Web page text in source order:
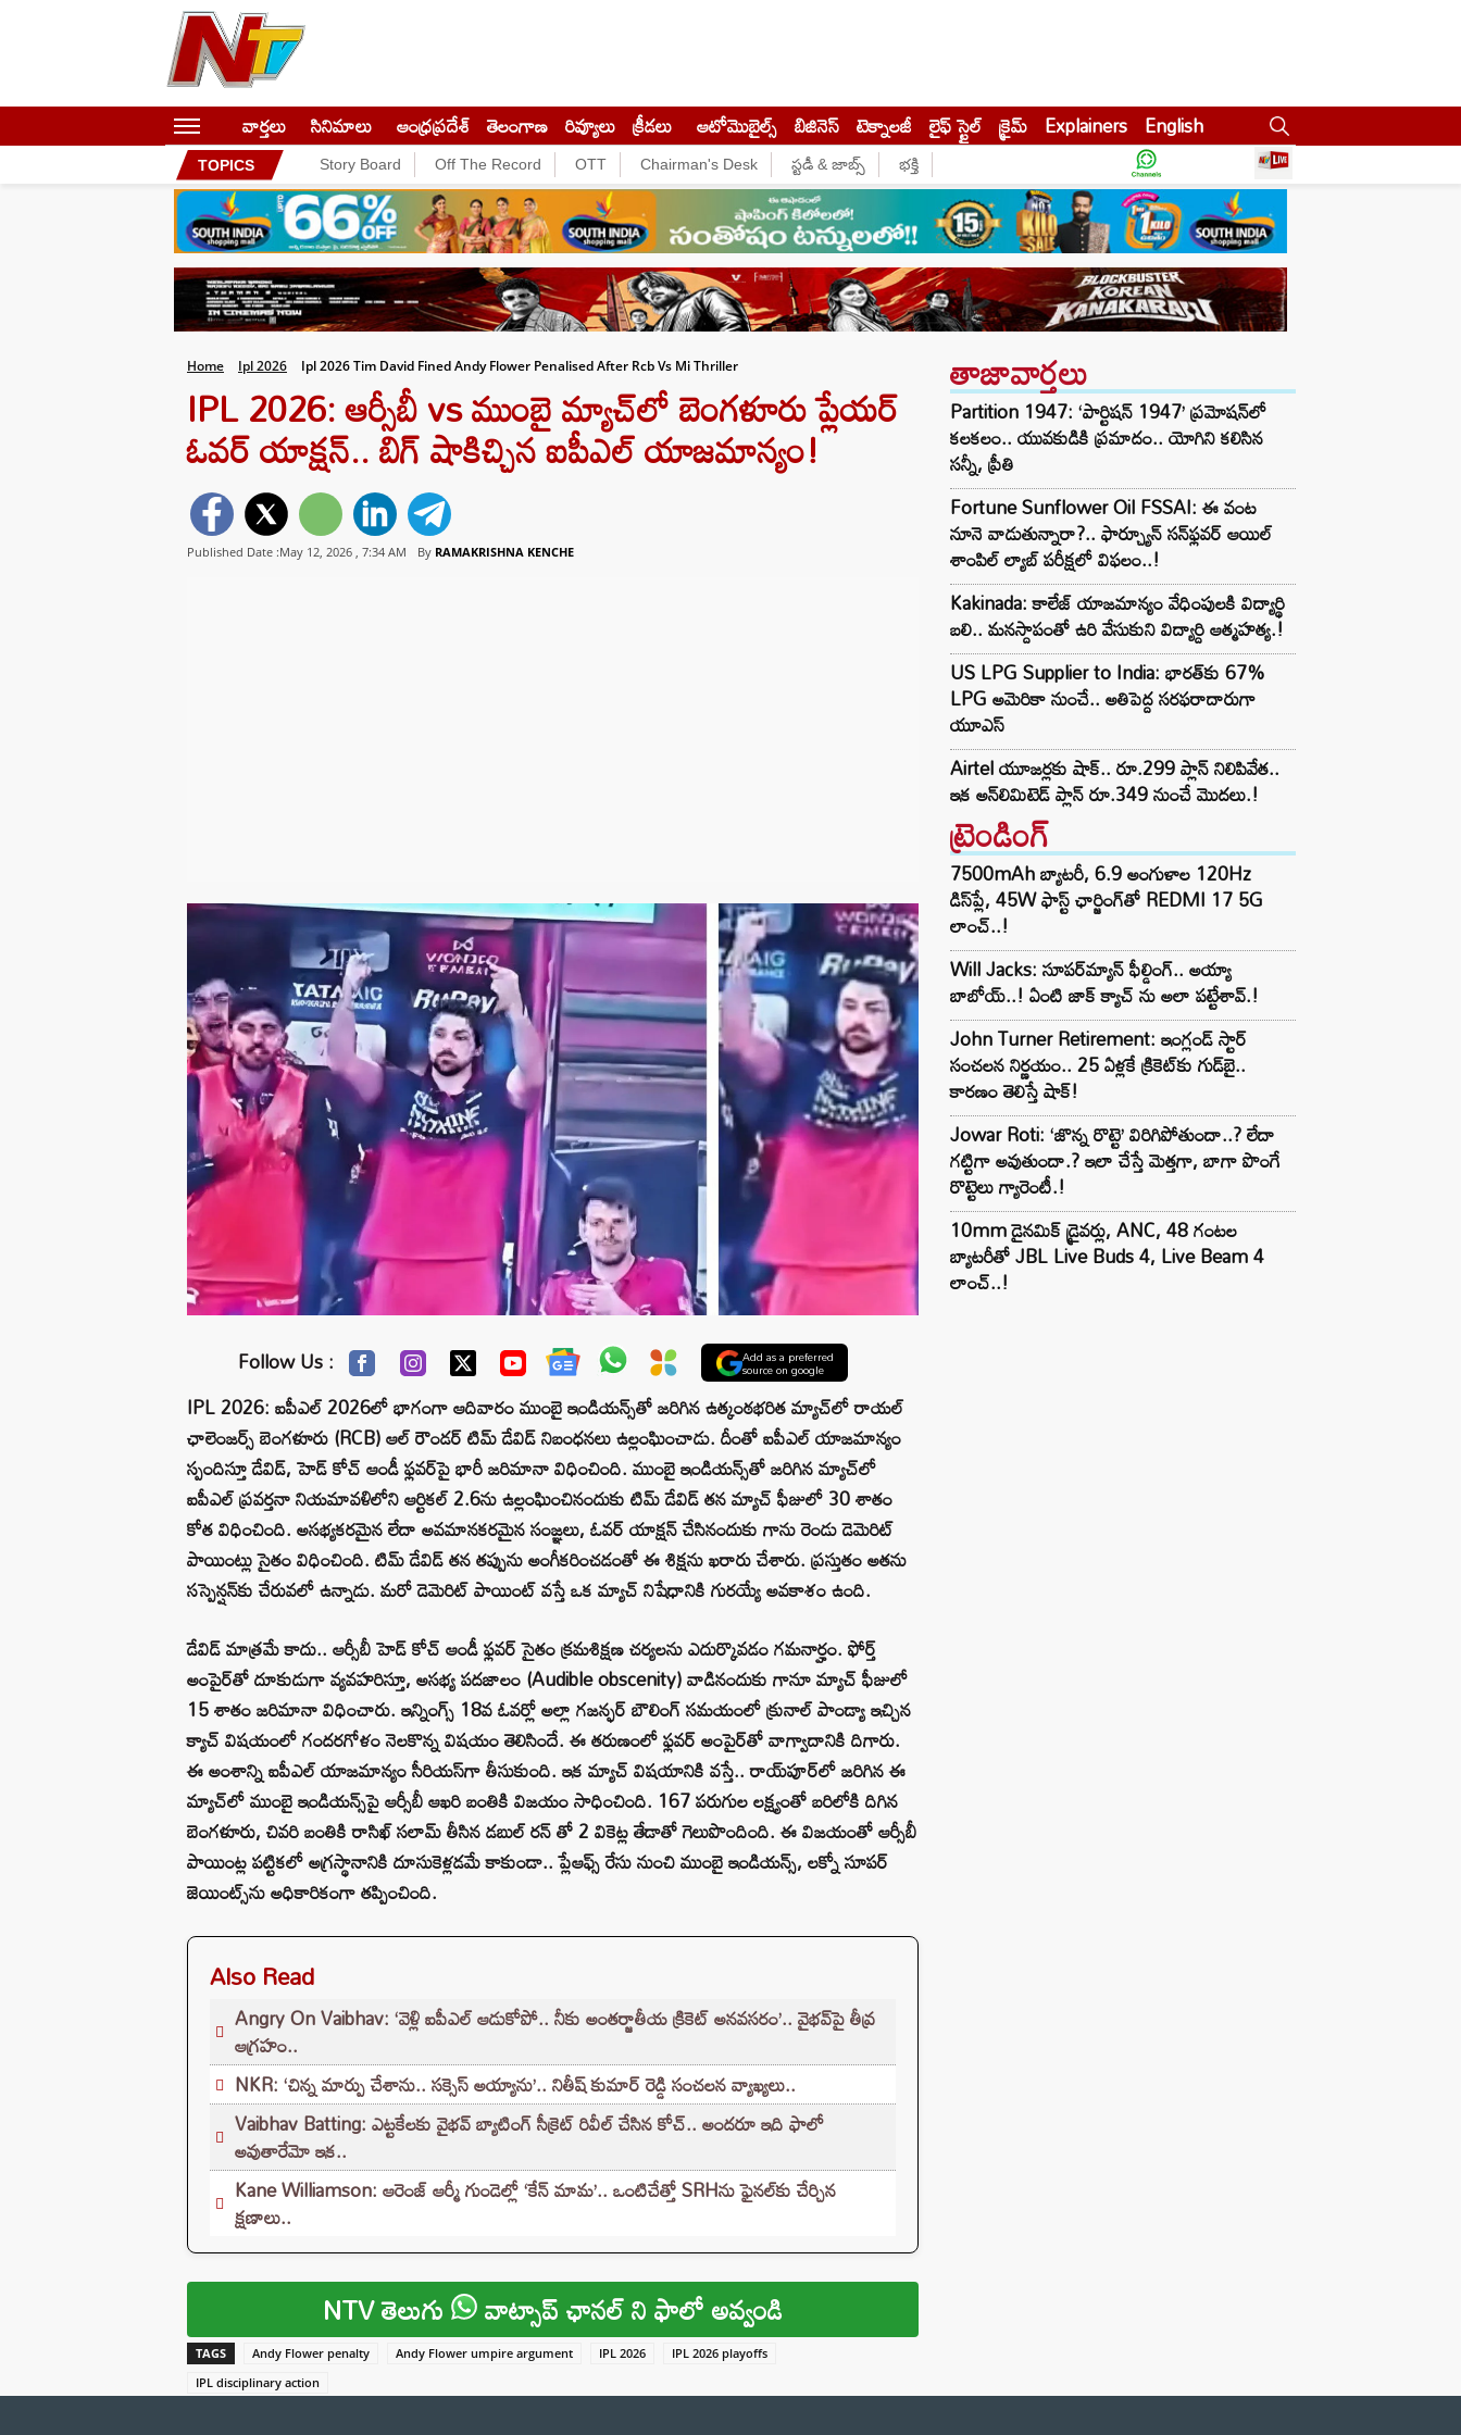
వార్తలు సినిమాలు ఆంధ్రప్రదేశ్ తెలంగాణ రివ్యూలు క్రీడలు ఆటోమొబైల్స్ బిజినెస్‌ టెక్నాలజీ లైఫ్ స్టైల్ క్రైమ్ Explainers English
TOPICS Story Board Off The Record OTT Chairman's Desk స్టడీ & జాబ్స్ భక్తి
Home Ipl 2026 Ipl 2026 Tim David Fined Andy Flower Penalised After Rcb Vs Mi Thriller
IPL 2026: ఆర్సీబీ vs ముంబై మ్యాచ్‌లో బెంగళూరు ప్లేయర్
ఓవర్ యాక్షన్.. బిగ్ షాకిచ్చిన ఐపీఎల్ యాజమాన్యం!
Published Date :May 12, 2026 , 7:34 AM By RAMAKRISHNA KENCHE
Follow Us : Add as a preferred
source on google
IPL 2026: ఐపీఎల్ 2026లో భాగంగా ఆదివారం ముంబై ఇండియన్స్‌తో జరిగిన ఉత్కంఠభరిత మ్యాచ్‌లో రాయల్
ఛాలెంజర్స్ బెంగళూరు (RCB) ఆల్ రౌండర్ టిమ్ డేవిడ్ నిబంధనలు ఉల్లంఘించాడు. దీంతో ఐపీఎల్ యాజమాన్యం
స్పందిస్తూ డేవిడ్, హెడ్ కోచ్ ఆండీ ఫ్లవర్‌పై భారీ జరిమానా విధించింది. ముంబై ఇండియన్స్‌తో జరిగిన మ్యాచ్‌లో
ఐపీఎల్ ప్రవర్తనా నియమావళిలోని ఆర్టికల్ 2.6ను ఉల్లంఘించినందుకు టిమ్ డేవిడ్ తన మ్యాచ్ ఫీజులో 30 శాతం
కోత విధించింది. అసభ్యకరమైన లేదా అవమానకరమైన సంజ్ఞలు, ఓవర్ యాక్షన్ చేసినందుకు గాను రెండు డెమెరిట్
పాయింట్లు సైతం విధించింది. టిమ్ డేవిడ్ తన తప్పును అంగీకరించడంతో ఈ శిక్షను ఖరారు చేశారు. ప్రస్తుతం అతను
సస్పెన్షన్‌కు చేరువలో ఉన్నాడు. మరో డెమెరిట్ పాయింట్ వస్తే ఒక మ్యాచ్ నిషేధానికి గురయ్యే అవకాశం ఉంది.
డేవిడ్ మాత్రమే కాదు.. ఆర్సీబీ హెడ్ కోచ్ ఆండీ ఫ్లవర్ సైతం క్రమశిక్షణ చర్యలను ఎదుర్కొవడం గమనార్హం. ఫోర్త్
అంపైర్‌తో దూకుడుగా వ్యవహరిస్తూ, అసభ్య పదజాలం (Audible obscenity) వాడినందుకు గానూ మ్యాచ్ ఫీజులో
15 శాతం జరిమానా విధించారు. ఇన్నింగ్స్ 18వ ఓవర్లో అల్లా గజన్ఫర్ బౌలింగ్ సమయంలో క్రునాల్ పాండ్యా ఇచ్చిన
క్యాచ్ విషయంలో గందరగోళం నెలకొన్న విషయం తెలిసిందే. ఈ తరుణంలో ఫ్లవర్ అంపైర్‌తో వాగ్వాదానికి దిగారు.
ఈ అంశాన్ని ఐపీఎల్ యాజమాన్యం సీరియస్‌గా తీసుకుంది. ఇక మ్యాచ్ విషయానికి వస్తే.. రాయ్‌పూర్‌లో జరిగిన ఈ
మ్యాచ్‌లో ముంబై ఇండియన్స్‌పై ఆర్సీబీ ఆఖరి బంతికి విజయం సాధించింది. 167 పరుగుల లక్ష్యంతో బరిలోకి దిగిన
బెంగళూరు, చివరి బంతికి రాసిఖ్ సలామ్ తీసిన డబుల్ రన్ తో 2 వికెట్ల తేడాతో గెలుపొందింది. ఈ విజయంతో ఆర్సీబీ
పాయింట్ల పట్టికలో అగ్రస్థానానికి దూసుకెళ్లడమే కాకుండా.. ప్లేఆఫ్స్ రేసు నుంచి ముంబై ఇండియన్స్, లక్నో సూపర్
జెయింట్స్‌ను అధికారికంగా తప్పించింది.
Also Read
Angry On Vaibhav: ‘వెళ్లి ఐపీఎల్ ఆడుకోపో.. నీకు అంతర్జాతీయ క్రికెట్ అనవసరం’.. వైభవ్‌పై తీవ్ర
ఆగ్రహం..
NKR: ‘చిన్న మార్పు చేశాను.. సక్సెస్ అయ్యాను’.. నితీష్ కుమార్ రెడ్డి సంచలన వ్యాఖ్యలు..
Vaibhav Batting: ఎట్టకేలకు వైభవ్ బ్యాటింగ్ సీక్రెట్ రివీల్ చేసిన కోచ్.. అందరూ ఇది ఫాలో
అవుతారేమో ఇక..
Kane Williamson: ఆరెంజ్ ఆర్మీ గుండెల్లో ‘కేన్‌ మామ’.. ఒంటిచేత్తో SRHను ఫైనల్‌కు చేర్చిన
క్షణాలు..
NTV తెలుగు వాట్సాప్ ఛానల్ ని ఫాలో అవ్వండి
TAGS Andy Flower penalty Andy Flower umpire argument IPL 2026
IPL 2026 playoffs
IPL disciplinary action
తాజావార్తలు
Partition 1947: ‘పార్టిషన్ 1947’ ప్రమోషన్‌లో
కలకలం.. యువకుడికి ప్రమాదం.. యోగిని కలిసిన
సన్నీ, ప్రీతి
Fortune Sunflower Oil FSSAI: ఈ వంట
నూనె వాడుతున్నారా?.. ఫార్చ్యూన్ సన్‌ఫ్లవర్ ఆయిల్
శాంపిల్ ల్యాబ్ పరీక్షలో విఫలం..!
Kakinada: కాలేజ్ యాజమాన్యం వేధింపులకి విద్యార్థి
బలి.. మనస్దాపంతో ఉరి వేసుకుని విద్యార్ది ఆత్మహత్య.!
US LPG Supplier to India: భారత్‌కు 67%
LPG అమెరికా నుంచే.. అతిపెద్ద సరఫరాదారుగా
యూఎస్
Airtel యూజర్లకు షాక్.. రూ.299 ప్లాన్ నిలిపివేత..
ఇక అన్‌లిమిటెడ్ ప్లాన్ రూ.349 నుంచే మొదలు.!
ట్రెండింగ్‌
7500mAh బ్యాటరీ, 6.9 అంగుళాల 120Hz
డిస్‌ప్లే, 45W ఫాస్ట్ ఛార్జింగ్‌తో REDMI 17 5G
లాంచ్..!
Will Jacks: సూపర్‌మ్యాన్ ఫీల్డింగ్.. అయ్యా
బాబోయ్..! ఏంటి జాక్ క్యాచ్ ను అలా పట్టేశావ్.!
John Turner Retirement: ఇంగ్లండ్ స్టార్
సంచలన నిర్ణయం.. 25 ఏళ్లకే క్రికెట్‌కు గుడ్‌బై..
కారణం తెలిస్తే షాక్!
Jowar Roti: ‘జొన్న రొట్టె’ విరిగిపోతుందా..? లేదా
గట్టిగా అవుతుందా.? ఇలా చేస్తే మెత్తగా, బాగా పొంగే
రొట్టెలు గ్యారెంటీ.!
10mm డైనమిక్ డ్రైవర్లు, ANC, 48 గంటల
బ్యాటరీతో JBL Live Buds 4, Live Beam 4
లాంచ్..!